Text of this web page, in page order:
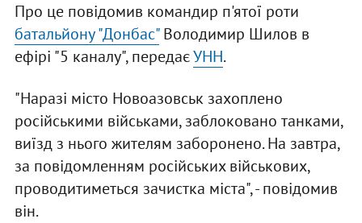
Про це повідомив командир п'ятої роти
батальйону "Донбас"Володимир Шилов в
ефірі "5 каналу", передаєУНН.
"Наразі місто Новоазовськ захоплено
російськими військами, заблоковано танками,
виїзд з нього жителям заборонено. На завтра,
за повідомленням російських військових,
проводитиметься зачистка міста", - повідомив
він.